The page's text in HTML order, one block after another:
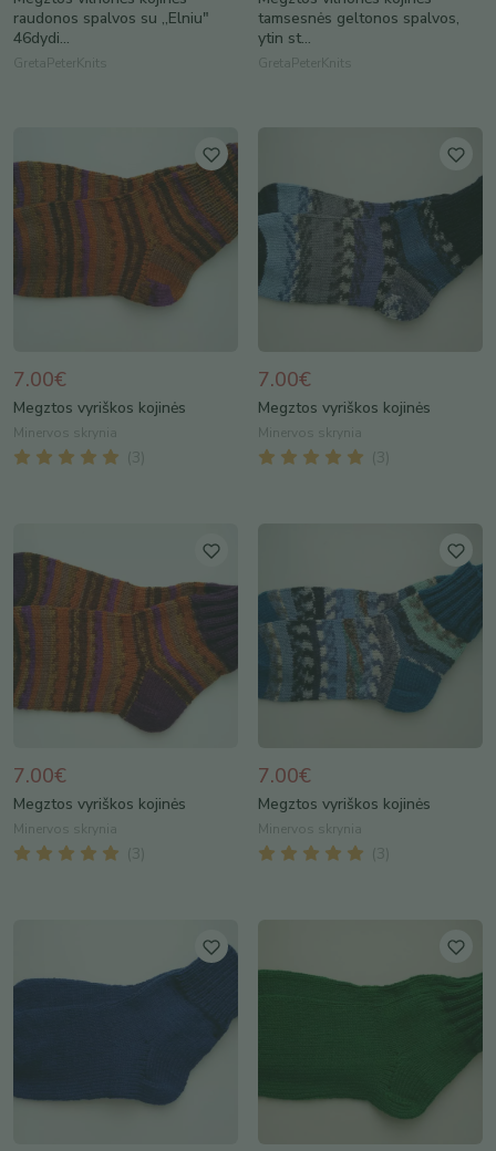
raudonos spalvos su ,,Elniu"
46dydi...
GretaPeterKnits
tamsesnės geltonos spalvos,
ytin st...
GretaPeterKnits
7.00€
Megztos vyriškos kojinės
Minervos skrynia
( 3
7.00€
Megztos vyriškos kojinės
Minervos skrynia
( 3
7.00€
Megztos vyriškos kojinės
Minervos skrynia
( 3
7.00€
Megztos vyriškos kojinės
Minervos skrynia
( 3